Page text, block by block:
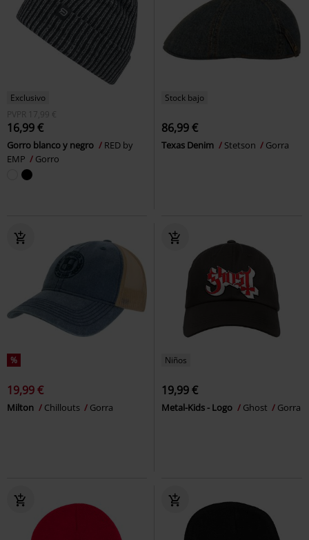
Exclusivo
PVPR 17,99 €
16,99 €
Gorro blanco y negro
RED by
EMP
Gorro
Stock bajo
86,99 €
Texas Denim Stetson Gorra
%
19,99 €
Milton Chillouts Gorra
Niños
19,99 €
Metal-Kids - Logo Ghost Gorra